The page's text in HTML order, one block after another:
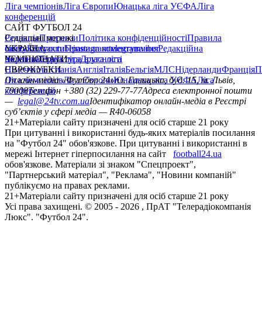
Ліга чемпіонівЛіга ЄвропиЮнацька ліга УЄФАЛіга
конференцій
САЙТ ФУТБОЛ 24
РедакціяПрогнозиПолітика конфіденційностіПравила
сайтуКонтактиПравила коментуванняРедакційна
політикаСтруктура власності
Соціальні мережі
facebookxyoutubeinstagramtelegramviber
УКРАЇНА
УкраїнаПерша лігаДруга ліга
ЧЕМПІОНАТИ
НімеччинаІспаніяАнгліяІталіяБельгіяМЛСНідерландиФранція
ЄВРОКУБКИ
Ліга чемпіонівЛіга ЄвропиЮнацька ліга УЄФАЛіга
конференцій
Онлайн-медіа «Футбол 24»пл. Галицька, буд. 15, м. Львів,
79008Телефон +380 (32) 229-77-77Адреса електронної пошти
— legal@24tv.com.uaІдентифікатор онлайн-медіа в Реєстрі
суб’єктів у сфері медіа — R40-06058
21+Матеріали сайту призначені для осіб старше 21 року
При цитуванні і використанні будь-яких матеріалів посилання
на "Футбол 24" обов'язкове. При цитуванні і використанні в
мережі Інтернет гіперпосилання на сайт
football24.ua
обов'язкове. Матеріали зі знаком "Спецпроект",
"Партнерський матеріал", "Реклама", "Новини компаній"
публікуємо на правах реклами.
21+Матеріали сайту призначені для осіб старше 21 року
Усi права захищенi. © 2005 - 2026 , ПрАТ "Телерадіокомпанія
Люкс". "Футбол 24".